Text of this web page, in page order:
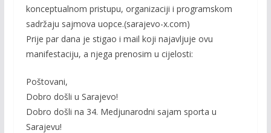
konceptualnom pristupu, organizaciji i programskom
sadržaju sajmova uopce.(sarajevo-x.com)
Prije par dana je stigao i mail koji najavljuje ovu
manifestaciju, a njega prenosim u cijelosti:
Poštovani,
Dobro došli u Sarajevo!
Dobro došli na 34. Medjunarodni sajam sporta u
Sarajevu!